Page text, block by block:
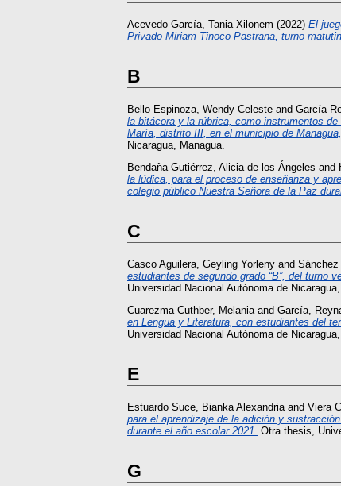
Acevedo García, Tania Xilonem (2022) El
Privado Miriam Tinoco Pastrana, turno
B
Bello Espinoza, Wendy Celeste and García
la bitácora y la rúbrica, como instrumentos
María, distrito III, en el municipio de
Nicaragua, Managua.
Bendaña Gutiérrez, Alicia de los Ángeles and
la lúdica, para el proceso de enseñanza y
colegio público Nuestra Señora de la Paz
C
Casco Aguilera, Geyling Yorleny and
estudiantes de segundo grado “B”, del turno
Universidad Nacional Autónoma de
Cuarezma Cuthber, Melania and García,
en Lengua y Literatura, con estudiantes del
Universidad Nacional Autónoma de Nicaragua,
E
Estuardo Suce, Bianka Alexandriaand Viera
para el aprendizaje de la adición y
durante el año escolar 2021. Otra thesis,
G